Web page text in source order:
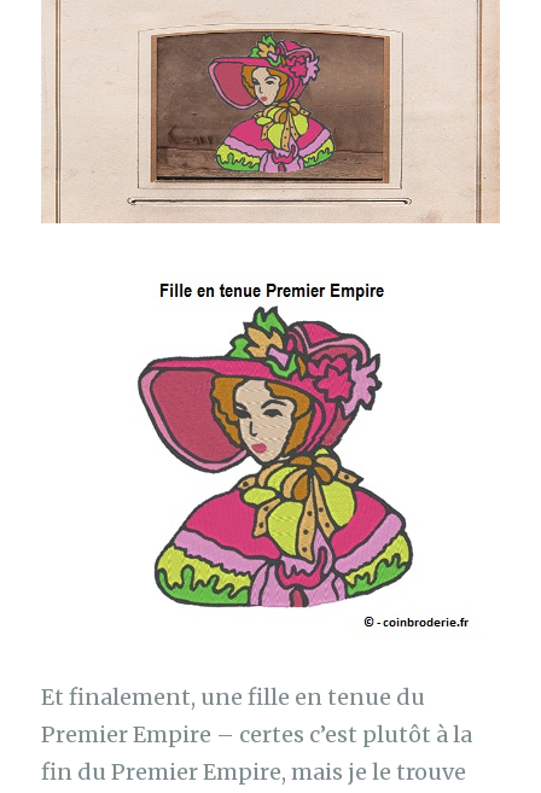
Et finalement, une fille en tenue du
Premier Empire – certes c’est plutôt à la
fin du Premier Empire, mais je le trouve